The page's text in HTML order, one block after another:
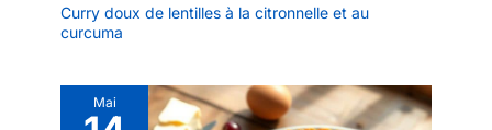
aux chocs. Polyvalence
aux ambiances formelles
ou décontractées. Les
Fonctionnalité empilée et
grandes assiettes de
service en porcelaine
Curry doux de lentilles à la citronnelle et au
curcuma
Mai